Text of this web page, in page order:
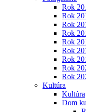
Rok
Rok
Rok
Rok
Rok
Rok
Rok
Rok
Rok
Kultúra
Kultúra
Dom